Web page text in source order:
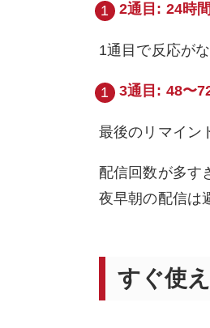
2通目: 24時
1通目で反応が
3通目: 48〜
最後のリマイン
配信回数が多す
夜早朝の配信は
すぐ使